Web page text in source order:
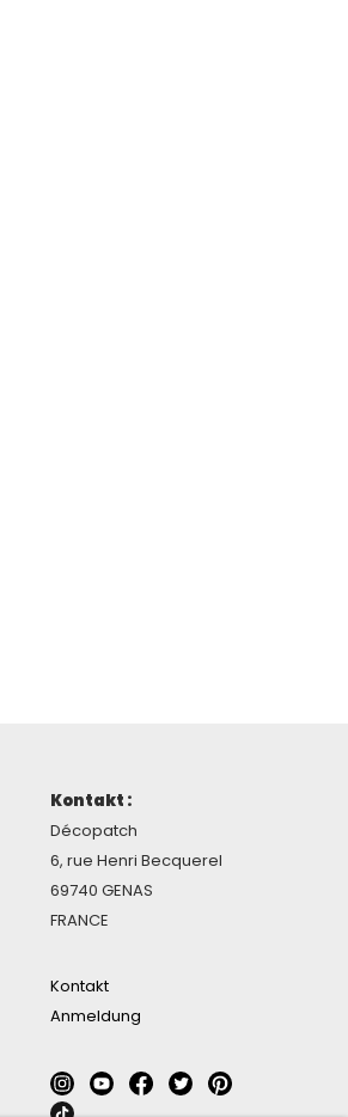
Kontakt :
Décopatch
6, rue Henri Becquerel
69740 GENAS
FRANCE
Kontakt
Anmeldung